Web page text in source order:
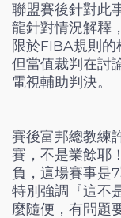
聯盟賽後針對此
龍針對情況解釋
限於FIBA規則的
但當值裁判在討
電視輔助判決。
賽後富邦總教練
賽，不是業餘耶
負，這場賽事是
特別強調『這不
麼隨便，有問題